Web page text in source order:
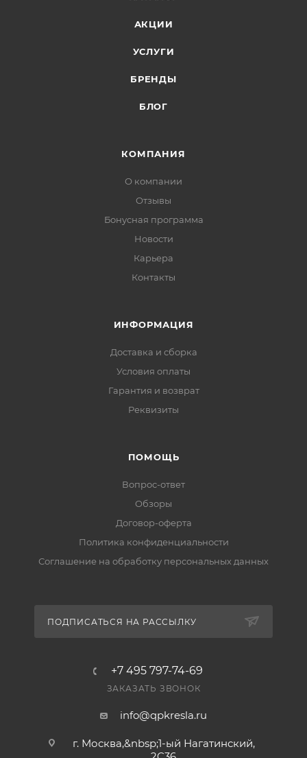
АКЦИИ
УСЛУГИ
БРЕНДЫ
БЛОГ
КОМПАНИЯ
О компании
Отзывы
Бонусная программа
Новости
Карьера
Контакты
ИНФОРМАЦИЯ
Доставка и сборка
Условия оплаты
Гарантия и возврат
Реквизиты
ПОМОЩЬ
Вопрос-ответ
Обзоры
Договор-оферта
Политика конфиденциальности
Соглашение на обработку персональных данных
ПОДПИСАТЬСЯ НА РАССЫЛКУ
+7 495 797-74-69
ЗАКАЗАТЬ ЗВОНОК
info@qpkresla.ru
г. Москва,&nbsp;1-ый Нагатинский,